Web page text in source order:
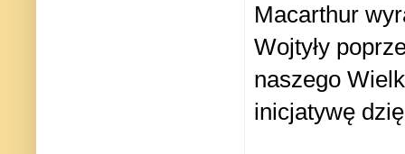
Macarthur
Wojtyły
naszego
inicjatywę